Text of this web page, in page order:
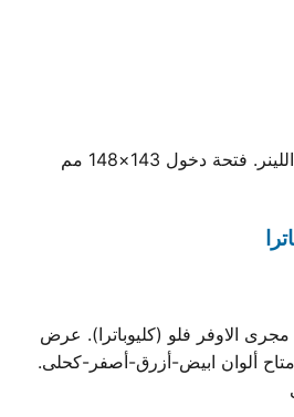
سكيمر قياسي لحمامات اللينر. فتحة دخول 143×148 مم
مجرى الاوفر فلو (كليوباترا). عرض
22 مم. متاح ألوان ابيض-أزرق-أصفر-كحلى.